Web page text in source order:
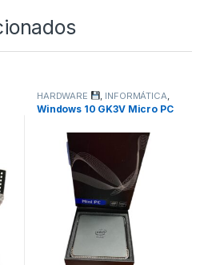
HARDWARE INFORMÁTICA
TODOS
Windows 10 GK3V Micro PC